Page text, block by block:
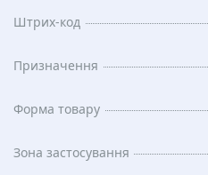
Штрих-код
Призначення
Форма товару
Зона застосування